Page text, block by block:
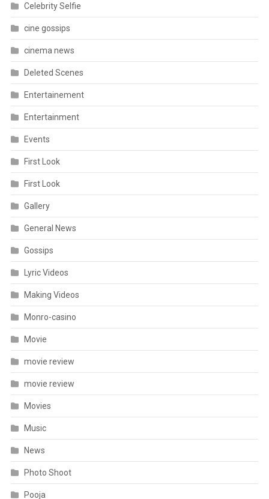
Celebrity Selfie
cine gossips
cinema news
Deleted Scenes
Entertainement
Entertainment
Events
First Look
First Look
Gallery
General News
Gossips
Lyric Videos
Making Videos
Monro-casino
Movie
movie review
movie review
Movies
Music
News
Photo Shoot
Pooja